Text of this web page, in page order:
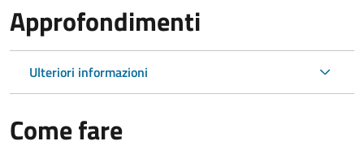
Approfondimenti
Ulteriori informazioni
Come fare